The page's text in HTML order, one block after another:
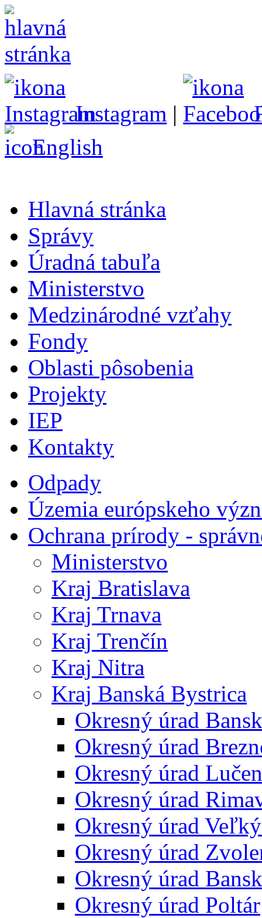
Instagram |
English
Hlavná stránka
Správy
Úradná tabuľa
Ministerstvo
Medzinárodné vzťahy
Fondy
Oblasti pôsobenia
Projekty
IEP
Kontakty
Odpady
Územia európskeho
Ochrana prírody -
Ministerstvo
Kraj Bratislava
Kraj Trnava
Kraj Trenčín
Kraj Nitra
Kraj Banská Bystrica
Okresný úrad
Okresný úrad
Okresný úrad
Okresný úrad
Okresný úrad
Okresný úrad
Okresný úrad
Okresný úrad Poltár